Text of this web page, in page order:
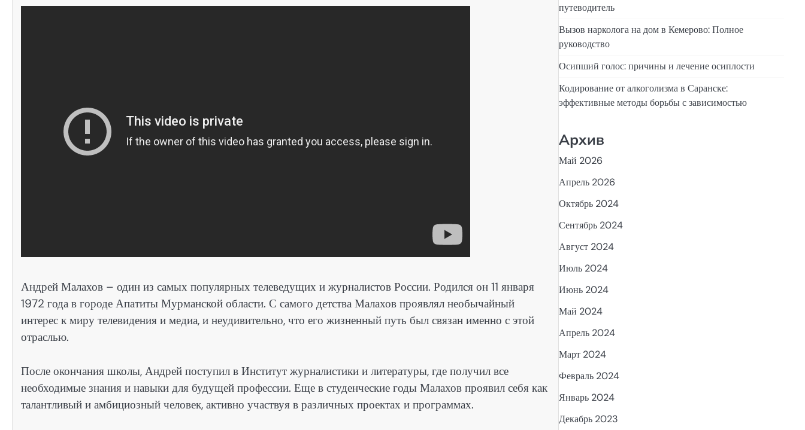
Андрей Малахов – один из самых популярных телеведущих и журналистов России. Родился он 11 января
1972 года в городе Апатиты Мурманской области. С самого детства Малахов проявлял необычайный
интерес к миру телевидения и медиа, и неудивительно, что его жизненный путь был связан именно с этой
отраслью.
После окончания школы, Андрей поступил в Институт журналистики и литературы, где получил все
необходимые знания и навыки для будущей профессии. Еще в студенческие годы Малахов проявил себя как
талантливый и амбициозный человек, активно участвуя в различных проектах и программах.
путеводитель
Вызов нарколога на дом в Кемерово: Полное
руководство
Осипший голос: причины и лечение осиплости
Кодирование от алкоголизма в Саранске:
эффективные методы борьбы с зависимостью
Архив
Май 2026
Апрель 2026
Октябрь 2024
Сентябрь 2024
Август 2024
Июль 2024
Июнь 2024
Май 2024
Апрель 2024
Март 2024
Февраль 2024
Январь 2024
Декабрь 2023